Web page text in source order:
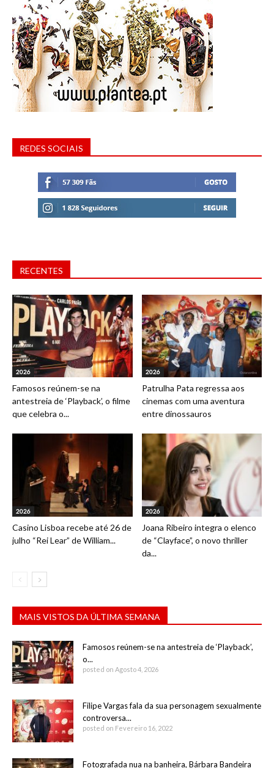
REDES SOCIAIS
RECENTES
2026
Famosos reúnem-se na
antestreia de ‘Playback’, o filme
que celebra o...
2026
Patrulha Pata regressa aos
cinemas com uma aventura
entre dinossauros
2026
Casino Lisboa recebe até 26 de
julho “Rei Lear” de William...
2026
Joana Ribeiro integra o elenco
de “Clayface”, o novo thriller
da...
MAIS VISTOS DA ÚLTIMA SEMANA
Famosos reúnem-se na antestreia de ‘Playback’,
o...
posted on Agosto 4, 2026
Filipe Vargas fala da sua personagem sexualmente
controversa...
posted on Fevereiro 16, 2022
Fotografada nua na banheira, Bárbara Bandeira